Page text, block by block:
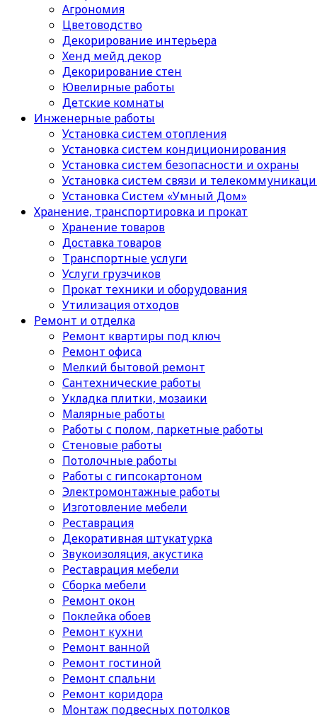
Агрономия
Цветоводство
Декорирование интерьера
Хенд мейд декор
Декорирование стен
Ювелирные работы
Детские комнаты
Инженерные работы
Установка систем отопления
Установка систем кондиционирования
Установка систем безопасности и охраны
Установка систем связи и
Установка Систем «Умный Дом»
Хранение, транспортировка и прокат
Хранение товаров
Доставка товаров
Транспортные услуги
Услуги грузчиков
Прокат техники и оборудования
Утилизация отходов
Ремонт и отделка
Ремонт квартиры под ключ
Ремонт офиса
Мелкий бытовой ремонт
Сантехнические работы
Укладка плитки, мозаики
Малярные работы
Работы с полом, паркетные работы
Стеновые работы
Потолочные работы
Работы с гипсокартоном
Электромонтажные работы
Изготовление мебели
Реставрация
Декоративная штукатурка
Звукоизоляция, акустика
Реставрация мебели
Сборка мебели
Ремонт окон
Поклейка обоев
Ремонт кухни
Ремонт ванной
Ремонт гостиной
Ремонт спальни
Ремонт коридора
Монтаж подвесных потолков